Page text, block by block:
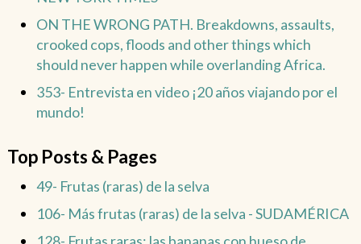
ON THE WRONG PATH. Breakdowns, assaults,
crooked cops, floods and other things which
should never happen while overlanding Africa.
353- Entrevista en video ¡20 años viajando por el
mundo!
Top Posts & Pages
49- Frutas (raras) de la selva
106- Más frutas (raras) de la selva - SUDAMÉRICA